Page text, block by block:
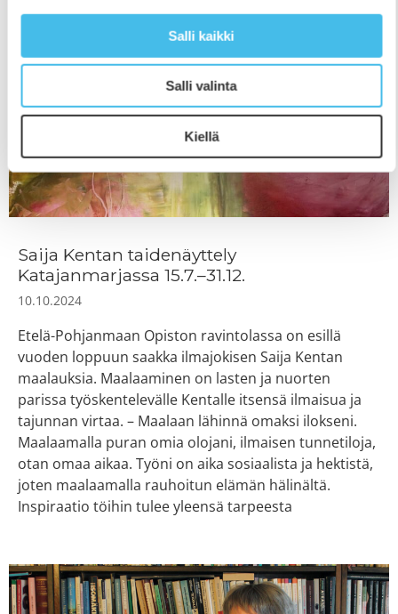
Salli kaikki
Salli valinta
Kiellä
Saija Kentan taidenäyttely
Katajanmarjassa 15.7.–31.12.
10.10.2024
Etelä-Pohjanmaan Opiston ravintolassa on esillä
vuoden loppuun saakka ilmajokisen Saija Kentan
maalauksia. Maalaaminen on lasten ja nuorten
parissa työskentelevälle Kentalle itsensä ilmaisua ja
tajunnan virtaa. – Maalaan lähinnä omaksi ilokseni.
Maalaamalla puran omia olojani, ilmaisen tunnetiloja,
otan omaa aikaa. Työni on aika sosiaalista ja hektistä,
joten maalaamalla rauhoitun elämän hälinältä.
Inspiraatio töihin tulee yleensä tarpeesta